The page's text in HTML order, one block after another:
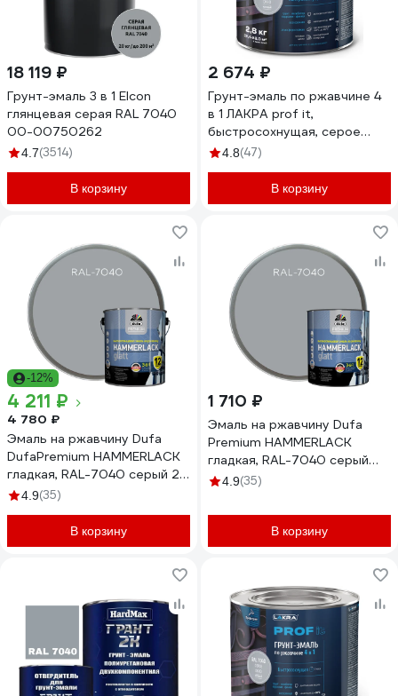
18 119 ₽
Грунт-эмаль 3 в 1 Elcon
глянцевая серая RAL 7040
00-00750262
4.7(3514)
В корзину
2 674 ₽
Грунт-эмаль по ржавчине 4
в 1 ЛАКРА prof it,
быстросохнущая, серое
окно, ral 7040, 2.8 кг
4.8(47)
В корзину
-12%
4 211 ₽
4 780 ₽
Эмаль на ржавчину Dufa
DufaPremium HAMMERLACK
гладкая, RAL-7040 серый 2,5
л МП00-004924
4.9(35)
В корзину
1 710 ₽
Эмаль на ржавчину Dufa
Premium HAMMERLACK
гладкая, RAL-7040 серый
750 мл МП00-004923
4.9(35)
В корзину